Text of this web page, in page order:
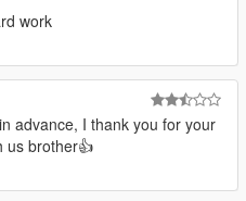
work
advance, I thank you for your
us brother👍